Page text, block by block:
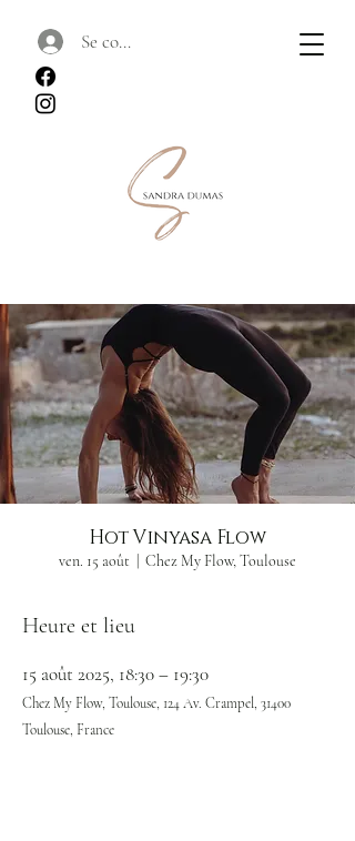
Se connecter
Hot Vinyasa Flow
ven. 15 août Chez My Flow, Toulouse
Heure et lieu
15 août 2025, 18:30 – 19:30
Chez My Flow, Toulouse, 124 Av. Crampel, 31400
Toulouse, France